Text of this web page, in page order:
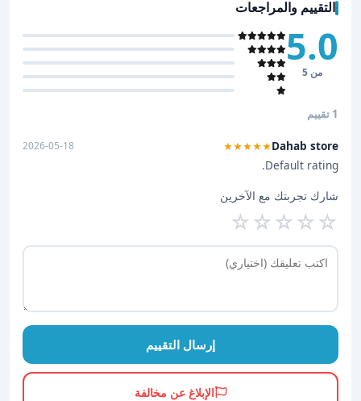
التقييم والمراجعات
5.0
من 5
1 تقييم
Dahab store
★★★★★
2026-05-18
Default rating.
شارك تجربتك مع الآخرين
☆
☆
☆
☆
☆
إرسال التقييم
الإبلاغ عن مخالفة